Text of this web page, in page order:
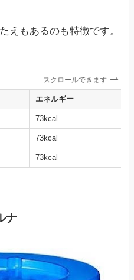
えもあるのも特徴です。
スクロールできます
エネルギー
73kcal
73kcal
73kcal
ナ